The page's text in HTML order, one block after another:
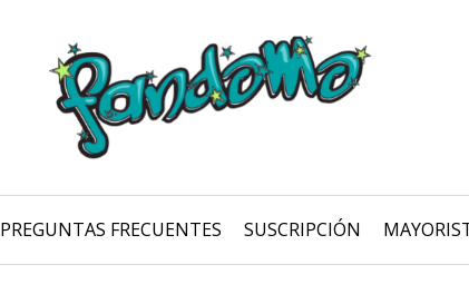
PREGUNTAS FRECUENTES SUSCRIPCIÓN